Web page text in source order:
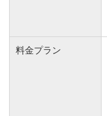
料金プラン